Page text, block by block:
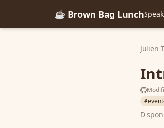
☕ Brown Bag Lunch
Julien